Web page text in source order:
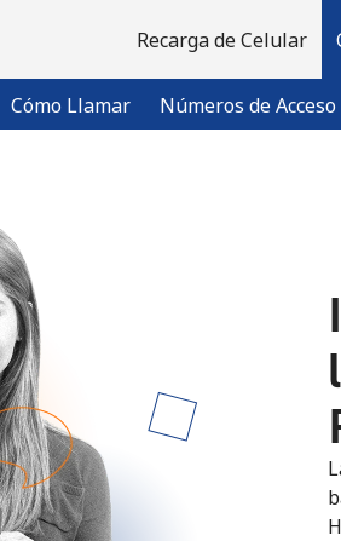
Recarga de Celular
Cómo Llamar Números de Acceso
¿Ya tienes una cuenta?